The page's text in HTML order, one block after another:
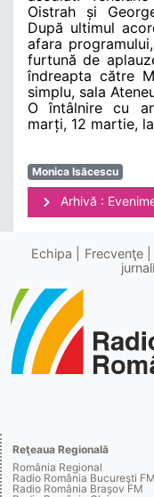
Oistrah și
După ultimul
afara
furtună de
îndreapta către
simplu, sala
O întâlnire cu
marți, 12 martie,
Monica Isăcescu
Arhivă :
Echipa Frecvenţe
Reţeaua Regională
România Regional
Radio România Bucureşti FM
Radio România Braşov FM